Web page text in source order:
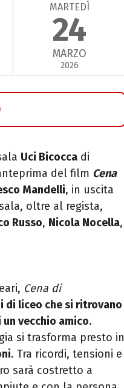
MARTEDÌ
24
MARZO
2026
Uci Bicocca di
del film Cena
Mandelli, in uscita
oltre al regista,
Russo, Nicola Nocella,
Cena di
di liceo che si ritrovano
vecchio amico.
si trasforma presto in
. Tra ricordi, tensioni e
sarà costretto a